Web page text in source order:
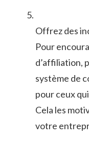
Offrez des
Pour‍
d’affiliation,
système⁤ de
pour ceux
Cela les
votre